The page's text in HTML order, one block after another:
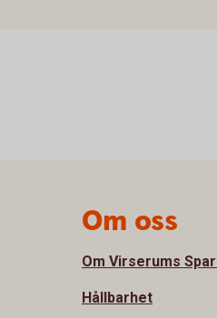
Om oss
Om Virserums
Hållbarhet